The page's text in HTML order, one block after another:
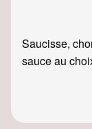
Saucisse,
sauce au